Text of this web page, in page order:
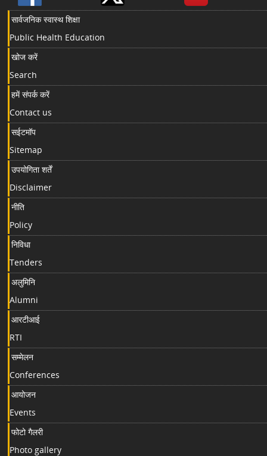
सार्वजनिक स्वास्थ शिक्षा
Public Health Education
खोज करें
Search
हमें संपर्क करें
Contact us
सईटमॉप
Sitemap
उपयोगिता शर्तें
Disclaimer
नीति
Policy
निविधा
Tenders
अलुमिनि
Alumni
आरटीआई
RTI
सम्मेलन
Conferences
आयोजन
Events
फोटो गैलरी
Photo gallery